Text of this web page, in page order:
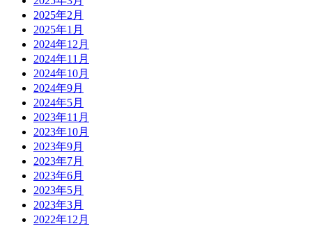
2025年2月
2025年1月
2024年12月
2024年11月
2024年10月
2024年9月
2024年5月
2023年11月
2023年10月
2023年9月
2023年7月
2023年6月
2023年5月
2023年3月
2022年12月